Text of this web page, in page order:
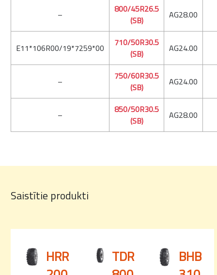
–
800/45R26.5
(SB)
AG28.00
E11*106R00/19*7259*00
710/50R30.5
(SB)
AG24.00
–
750/60R30.5
(SB)
AG24.00
–
850/50R30.5
(SB)
AG28.00
Saistītie produkti
HRR
TDR
BHB